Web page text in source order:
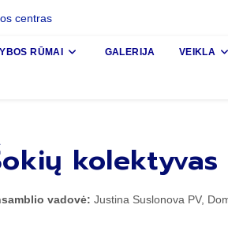
RŪMAI GALERIJA VEIKLA
kolektyvas
vadovė: Justina Suslonova PV,